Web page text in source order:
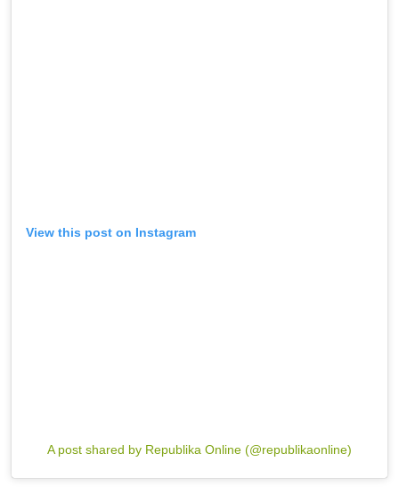
View this post on Instagram
A post shared by Republika Online (@republikaonline)